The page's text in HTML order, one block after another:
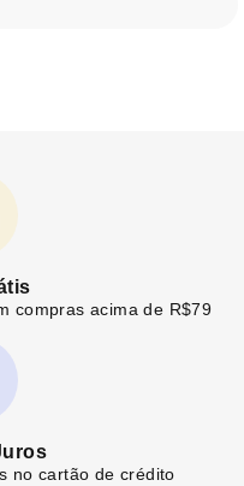
compras acima de R$79
no cartão de crédito